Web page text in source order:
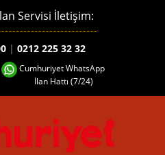
Cumhuriyet WhatsApp
İlan Hattı (7/24)
Servisi İletişim:
| 0212 225 32 32